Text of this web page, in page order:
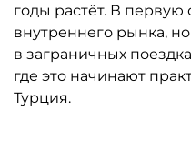
годы растёт. В первую
внутреннего рынка,
в заграничных
где это начинают
Турция.